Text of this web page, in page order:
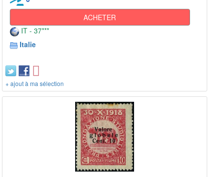
ACHETER
IT - 37***
Italie
+ ajout à ma sélection